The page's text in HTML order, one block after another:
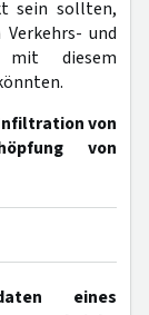
sein sollten,
und
mit diesem
von
von
eines